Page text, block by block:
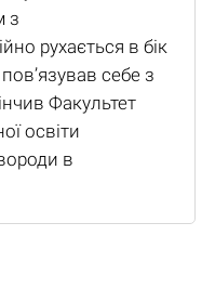
з
рухається в бік
себе з
Факультет
освіти
в